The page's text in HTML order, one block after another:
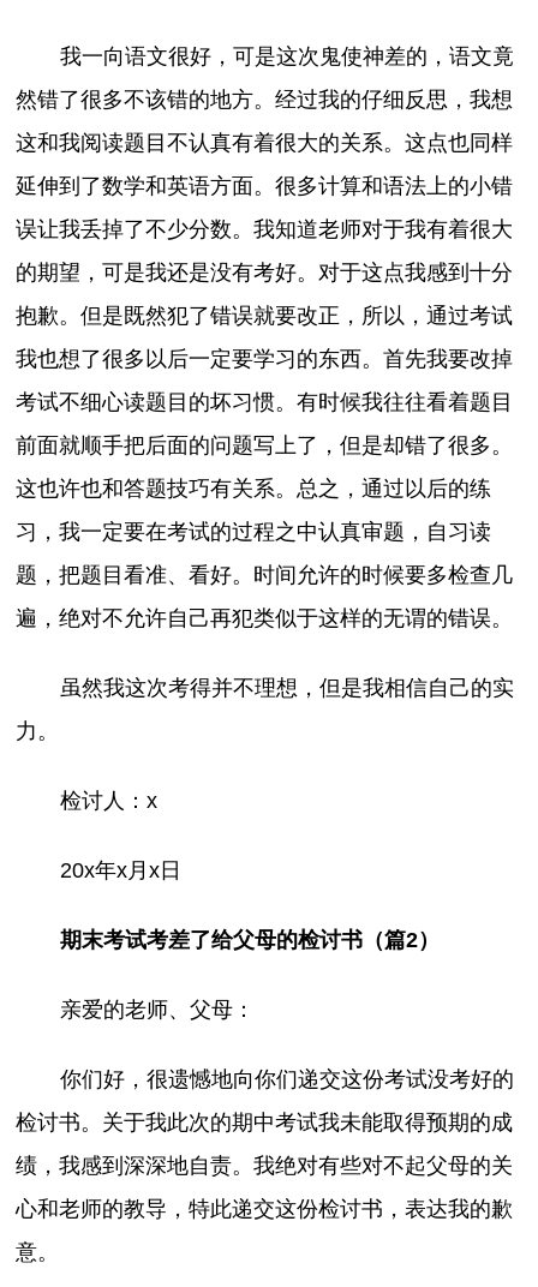
我一向语文很好，可是这次鬼使神差的，语文竟
然错了很多不该错的地方。经过我的仔细反思，我想
这和我阅读题目不认真有着很大的关系。这点也同样
延伸到了数学和英语方面。很多计算和语法上的小错
误让我丢掉了不少分数。我知道老师对于我有着很大
的期望，可是我还是没有考好。对于这点我感到十分
抱歉。但是既然犯了错误就要改正，所以，通过考试
我也想了很多以后一定要学习的东西。首先我要改掉
考试不细心读题目的坏习惯。有时候我往往看着题目
前面就顺手把后面的问题写上了，但是却错了很多。
这也许也和答题技巧有关系。总之，通过以后的练
习，我一定要在考试的过程之中认真审题，自习读
题，把题目看准、看好。时间允许的时候要多检查几
遍，绝对不允许自己再犯类似于这样的无谓的错误。
虽然我这次考得并不理想，但是我相信自己的实
力。
检讨人：x
20x年x月x日
期末考试考差了给父母的检讨书（篇2）
亲爱的老师、父母：
你们好，很遗憾地向你们递交这份考试没考好的
检讨书。关于我此次的期中考试我未能取得预期的成
绩，我感到深深地自责。我绝对有些对不起父母的关
心和老师的教导，特此递交这份检讨书，表达我的歉
意。